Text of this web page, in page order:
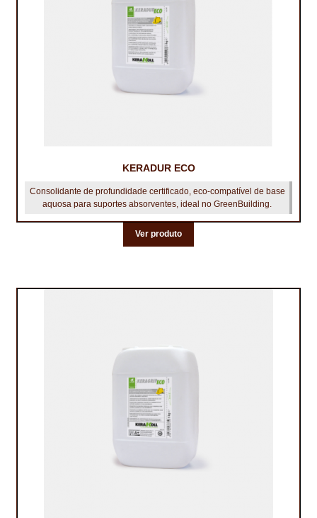
KERADUR ECO
Consolidante de profundidade certificado, eco‑compatível de base
aquosa para suportes absorventes, ideal no GreenBuilding.
Ver produto